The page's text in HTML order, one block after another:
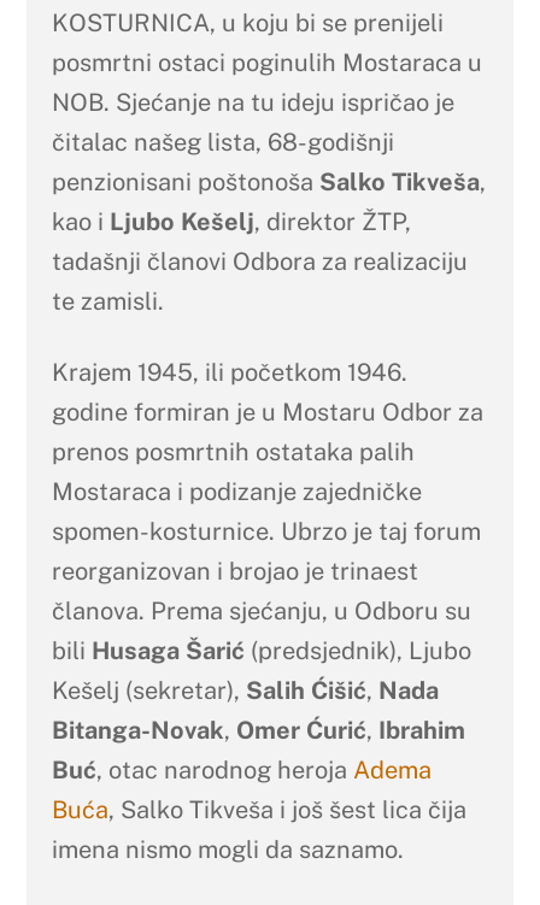
KOSTURNICA, u koju bi se prenijeli
posmrtni ostaci poginulih Mostaraca u
NOB. Sjećanje na tu ideju ispričao je
čitalac našeg lista, 68-godišnji
penzionisani poštonoša Salko Tikveša,
kao i Ljubo Kešelj, direktor ŽTP,
tadašnji članovi Odbora za realizaciju
te zamisli.
Krajem 1945, ili početkom 1946.
godine formiran je u Mostaru Odbor za
prenos posmrtnih ostataka palih
Mostaraca i podizanje zajedničke
spomen-kosturnice. Ubrzo je taj forum
reorganizovan i brojao je trinaest
članova. Prema sjećanju, u Odboru su
bili Husaga Šarić (predsjednik), Ljubo
Kešelj (sekretar), Salih Ćišić, Nada
Bitanga-Novak, Omer Ćurić, Ibrahim
Buć, otac narodnog heroja Adema
Buća, Salko Tikveša i još šest lica čija
imena nismo mogli da saznamo.